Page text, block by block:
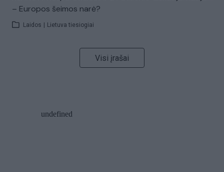
– Europos šeimos narė?
Laidos Lietuva tiesiogiai
Visi įrašai